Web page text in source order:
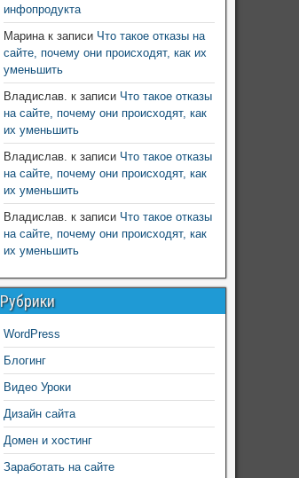
инфопродукта
Маринак записи Что такое отказы на
сайте, почему они происходят, как их
уменьшить
Владислав. к записи Что такое отказы
на сайте, почему они происходят, как
их уменьшить
Владислав. к записи Что такое отказы
на сайте, почему они происходят, как
их уменьшить
Владислав. к записи Что такое отказы
на сайте, почему они происходят, как
их уменьшить
Рубрики
WordPress
Блогинг
Видео Уроки
Дизайн сайта
Домен и хостинг
Заработать на сайте